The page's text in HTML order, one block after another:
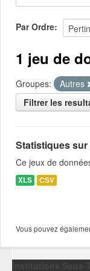
Demandes 0
À propos
Par Ordre
1 jeu de
Groupes: Autres
Filtrer les
Statistiques
Ce jeux de
XLS CSV
Vous pouvez